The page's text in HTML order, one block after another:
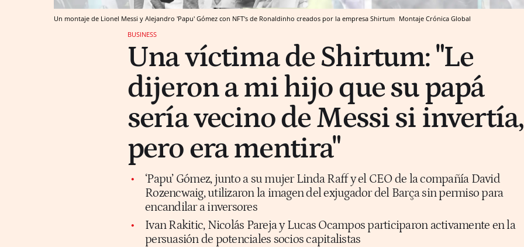
Un montaje de Lionel Messi y Alejandro 'Papu' Gómez con NFT's de Ronaldinho creados por la empresa Shirtum Montaje Crónica Global
BUSINESS
Una víctima de Shirtum: "Le
dijeron a mi hijo que su papá
sería vecino de Messi si invertía,
pero era mentira"
‘Papu’ Gómez, junto a su mujer Linda Raff y el CEO de la compañía David
Rozencwaig, utilizaron la imagen del exjugador del Barça sin permiso para
encandilar a inversores
Ivan Rakitic, Nicolás Pareja y Lucas Ocampos participaron activamente en la
persuasión de potenciales socios capitalistas